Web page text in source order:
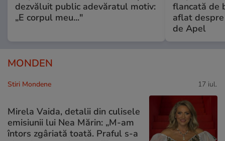
dezvăluit public adevăratul motiv:
„E corpul meu..."
flancată de
aflat
de Apel
MONDEN
Stiri Mondene 17 iul.
Mirela Vaida, detalii din culisele
emisiunii lui Nea Mărin: „M-am
întors zgâriată toată. Praful s-a